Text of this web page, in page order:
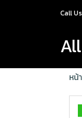
Call
หน้